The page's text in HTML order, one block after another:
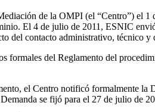
de la OMPI (el “Centro”)
El 4 de julio de 2011, ESNIC
del contacto administrativo, técnico y
formales del Reglamento del
el Centro notificó formalmente
se fijó para el 27 de julio de